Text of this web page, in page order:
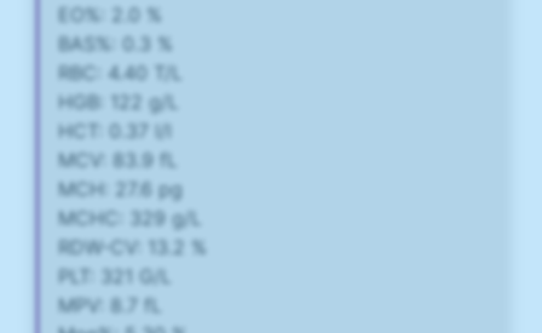
EO%: 2.0 %
BAS%: 0.3 %
RBC: 4.40 T/L
HGB: 122 g/L
HCT: 0.37 l/l
MCV: 83.9 fL
MCH: 27.6 pg
MCHC: 329 g/L
RDW-CV: 13.2 %
PLT: 321 G/L
MPV: 8.7 fL